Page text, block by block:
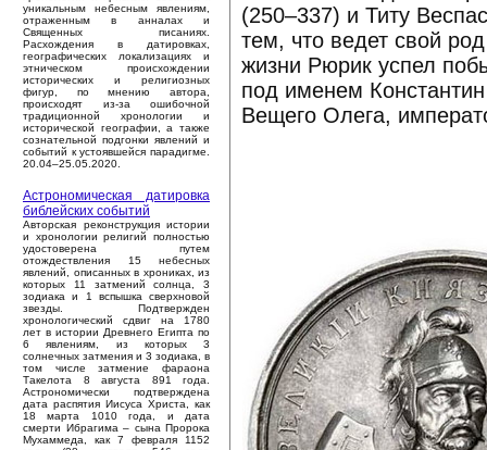
уникальным небесным явлениям,
отраженным в анналах и
Священных писаниях.
Расхождения в датировках,
географических локализациях и
этническом происхождении
исторических и религиозных
фигур, по мнению автора,
происходят из-за ошибочной
традиционной хронологии и
исторической географии, а также
сознательной подгонки явлений и
событий к устоявшейся парадигме.
20.04–25.05.2020.
Астрономическая датировка
библейских событий
Авторская реконструкция истории
и хронологии религий полностью
удостоверена путем
отождествления 15 небесных
явлений, описанных в хрониках, из
которых 11 затмений солнца, 3
зодиака и 1 вспышка сверхновой
звезды. Подтвержден
хронологический сдвиг на 1780
лет в истории Древнего Египта по
6 явлениям, из которых 3
солнечных затмения и 3 зодиака, в
том числе затмение фараона
Такелота 8 августа 891 года.
Астрономически подтверждена
дата распятия Иисуса Христа, как
18 марта 1010 года, и дата
смерти Ибрагима – сына Пророка
Мухаммеда, как 7 февраля 1152
(250–337) и Титу
тем, что ведет свой
жизни Рюрик успел
под именем
Вещего Олега,